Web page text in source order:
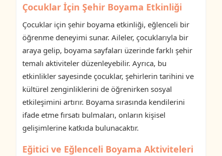
Çocuklar İçin Şehir Boyama Etkinliği
Çocuklar için şehir boyama etkinliği, eğlenceli bir
öğrenme deneyimi sunar. Aileler, çocuklarıyla bir
araya gelip, boyama sayfaları üzerinde farklı şehir
temalı aktiviteler düzenleyebilir. Ayrıca, bu
etkinlikler sayesinde çocuklar, şehirlerin tarihini ve
kültürel zenginliklerini de öğrenirken sosyal
etkileşimini artırır. Boyama sırasında kendilerini
ifade etme fırsatı bulmaları, onların kişisel
gelişimlerine katkıda bulunacaktır.
Eğitici ve Eğlenceli Boyama Aktiviteleri